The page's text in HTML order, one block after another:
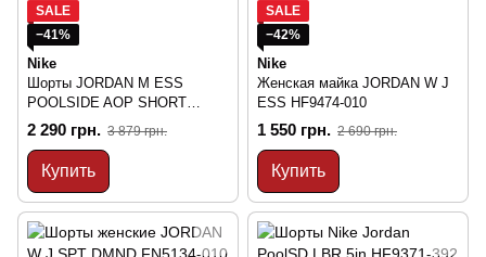
SALE
−41%
Nike
Шорты JORDAN M ESS
POOLSIDE AOP SHORT
FN4635-622
2 290 грн. 3 879 грн.
Купить
SALE
−42%
Nike
Женская майка JORDAN W J
ESS HF9474-010
1 550 грн. 2 690 грн.
Купить